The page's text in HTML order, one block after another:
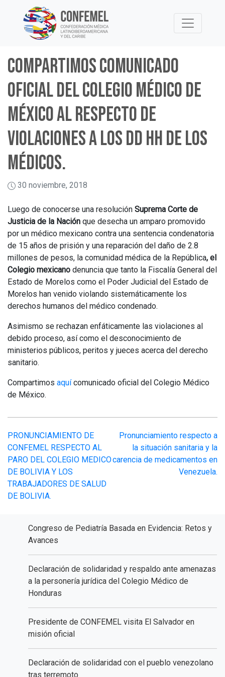
content
Compartimos comunicado
oficial del Colegio Médico de
México al respecto de
violaciones a los DD HH de los
médicos.
30 noviembre, 2018
Luego de conocerse una resolución Suprema Corte de
Justicia de la Nación que desecha un amparo promovido
por un médico mexicano contra una sentencia condenatoria
de 15 años de prisión y una reparación del daño de 2.8
millones de pesos, la comunidad médica de la República, el
Colegio mexicano denuncia que tanto la Fiscalía General del
Estado de Morelos como el Poder Judicial del Estado de
Morelos han venido violando sistemáticamente los
derechos humanos del médico condenado.
Asimismo se rechazan enfáticamente las violaciones al
debido proceso, así como el desconocimiento de
ministerios públicos, peritos y jueces acerca del derecho
sanitario.
Compartimos aquícomunicado oficial del Colegio Médico
de México.
Navegación
de
entradas
PRONUNCIAMIENTO DE
CONFEMEL RESPECTO AL
PARO DEL COLEGIO MEDICO
DE BOLIVIA Y LOS
TRABAJADORES DE SALUD
DE BOLIVIA.
Pronunciamiento respecto a
la situación sanitaria y la
carencia de medicamentos en
Venezuela.
Congreso de Pediatría Basada en Evidencia: Retos y
Avances
Declaración de solidaridad y respaldo ante amenazas
a la personería jurídica del Colegio Médico de
Honduras
Presidente de CONFEMEL visita El Salvador en
misión oficial
Declaración de solidaridad con el pueblo venezolano
tras terremoto